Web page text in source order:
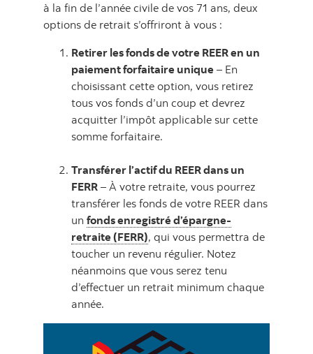
à la fin de l’année civile de vos 71 ans, deux
options de retrait s’offriront à vous :
Retirer les fonds de votre REER en un
paiement forfaitaire unique – En
choisissant cette option, vous retirez
tous vos fonds d’un coup et devrez
acquitter l’impôt applicable sur cette
somme forfaitaire.
Transférer l’actif du REER dans un
FERR – À votre retraite, vous pourrez
transférer les fonds de votre REER dans
un fonds enregistré d’épargne-
retraite (FERR), qui vous permettra de
toucher un revenu régulier. Notez
néanmoins que vous serez tenu
d’effectuer un retrait minimum chaque
année.